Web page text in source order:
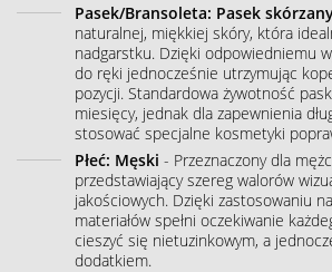
Pasek/Bransoleta: Pasek
naturalnej, miękkiej skóry, która
nadgarstku. Dzięki odpowiedniemu
do ręki jednocześnie utrzymując
pozycji. Standardowa żywotność
miesięcy, jednak dla zapewnienia
stosować specjalne kosmetyki
Płeć: Męski - Przeznaczony dla
przedstawiający szereg walorów
jakościowych. Dzięki zastosowaniu
materiałów spełni oczekiwanie
cieszyć się nietuzinkowym, a
dodatkiem.